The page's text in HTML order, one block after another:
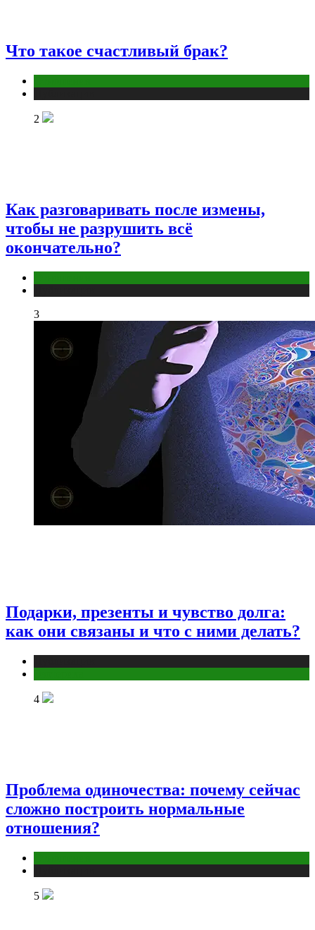
Что такое счастливый брак?
2
Как разговаривать после измены,
чтобы не разрушить всё
окончательно?
3
Подарки, презенты и чувство долга:
как они связаны и что с ними делать?
4
Проблема одиночества: почему сейчас
сложно построить нормальные
отношения?
5